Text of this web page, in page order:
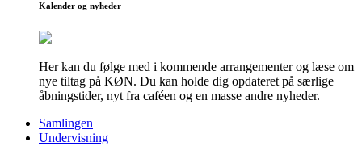
Kalender og nyheder
Her kan du følge med i kommende arrangementer og læse om
nye tiltag på KØN. Du kan holde dig opdateret på særlige
åbningstider, nyt fra caféen og en masse andre nyheder.
Samlingen
Undervisning